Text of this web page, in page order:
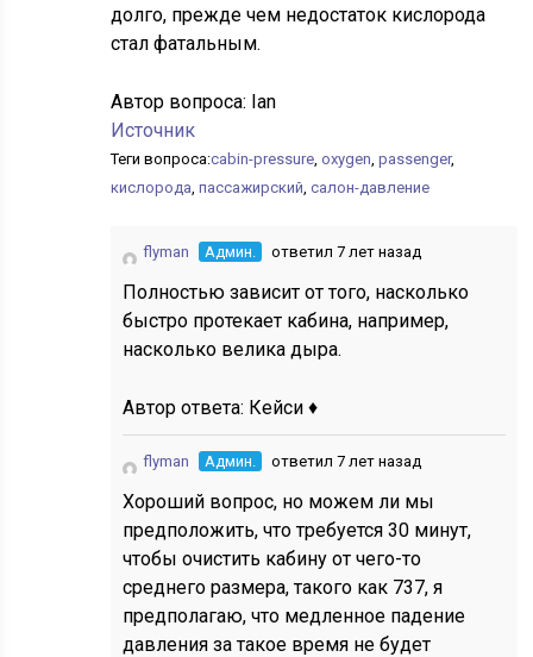
долго, прежде чем недостаток кислорода
стал фатальным.
Автор вопроса: Ian
Источник
Теги вопроса:cabin-pressure, oxygen,passenger,
кислорода,пассажирский,салон-давление
flyman Админ. ответил 7 лет назад
Полностью зависит от того, насколько
быстро протекает кабина, например,
насколько велика дыра.
Автор ответа: Кейси ♦
flyman Админ. ответил 7 лет назад
Хороший вопрос, но можем ли мы
предположить, что требуется 30 минут,
чтобы очистить кабину от чего-то
среднего размера, такого как 737, я
предполагаю, что медленное падение
давления за такое время не будет